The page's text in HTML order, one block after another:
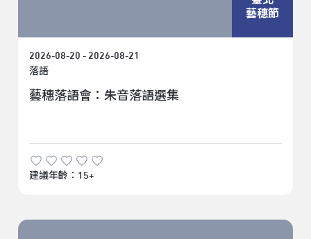
藝穗節
2026-08-20 - 2026-08-21
落語
藝穗落語會：朱音落語選集
建議年齡：15+